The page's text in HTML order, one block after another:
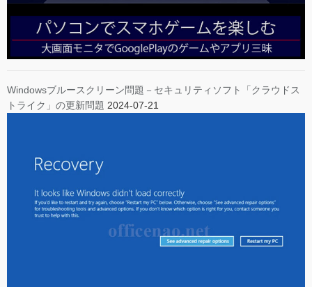
Windowsブルースクリーン問題－セキュリティソフト「クラウドス
トライク」の更新問題 2024-07-21